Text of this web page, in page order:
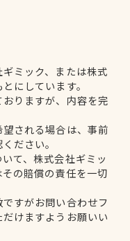
ミック、または株式
にしています。
りますが、内容を完
される場合は、事前
ださい。
て、株式会社ギミッ
の賠償の責任を一切
すがお問い合わせフ
けますようお願いい